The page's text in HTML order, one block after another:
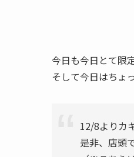
今日も今日とて限
そして今日はちょ
12/8よりカ
是非、店頭